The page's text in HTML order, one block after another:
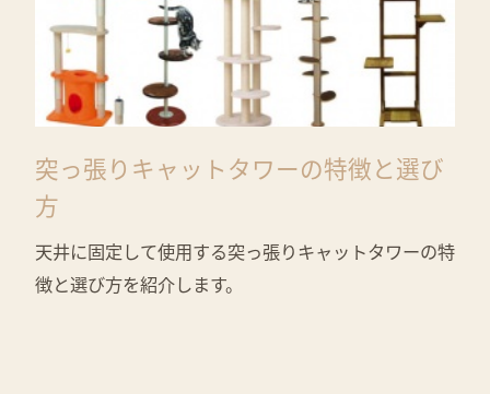
突っ張りキャットタワーの特徴と選び
方
天井に固定して使用する突っ張りキャットタワーの特
徴と選び方を紹介します。